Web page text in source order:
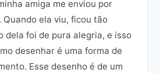
amiga me enviou por
Quando ela viu, ficou tão
dela foi de pura alegria, e isso
desenhar é uma forma de
Esse desenho é de um